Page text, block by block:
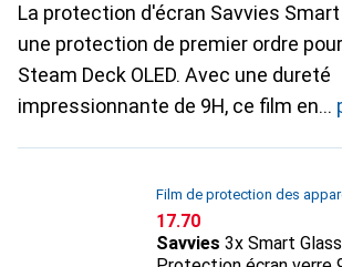
La protection d'écran Savvies
une protection de premier ordre
Steam Deck OLED. Avec une dureté
impressionnante de 9H, ce film en
Film de protection des
CHF
17.70
Savvies 3x Smart